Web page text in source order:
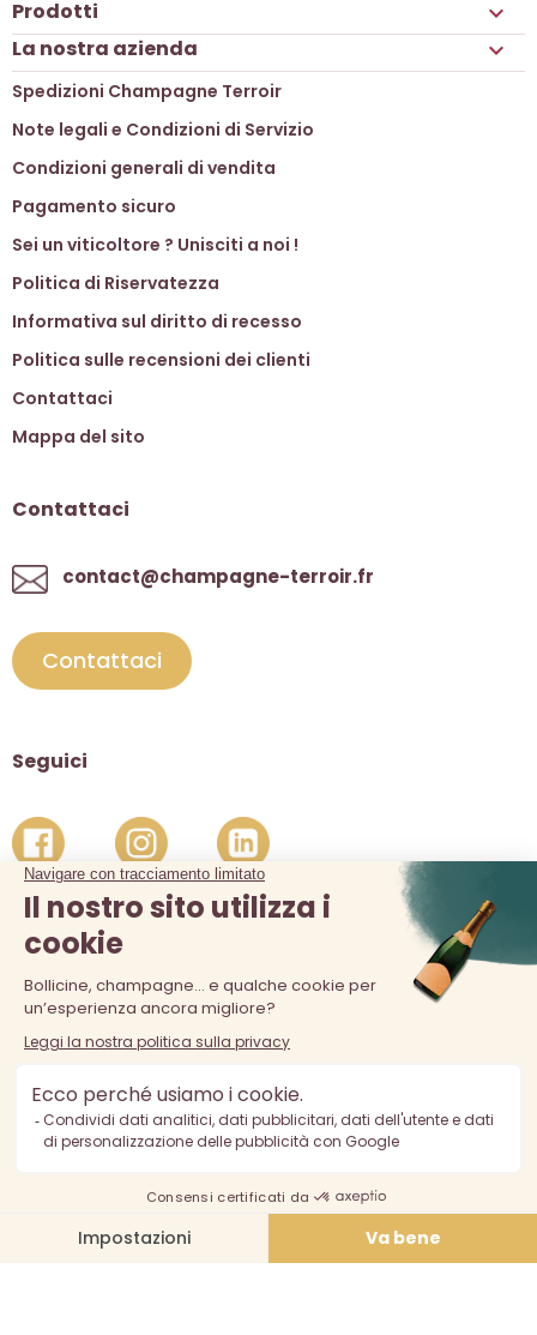
Prodotti 
La nostra azienda 
Spedizioni Champagne Terroir
Note legali e Condizioni di Servizio
Condizioni generali di vendita
Pagamento sicuro
Sei un viticoltore ? Unisciti a noi !
Politica di Riservatezza
Informativa sul diritto di recesso
Politica sulle recensioni dei clienti
Contattaci
Mappa del sito
Contattaci
contact@champagne-terroir.fr
Contattaci
Seguici
La vendita di alcolici è vietata ai minori di 18 anni. L'abuso di